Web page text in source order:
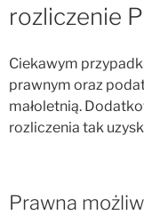
rozliczenie
Ciekawym
prawnym oraz
małoletnią.
rozliczenia tak
Prawna